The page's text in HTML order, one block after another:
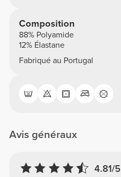
Composition
88% Polyamide
12% Élastane
Fabriqué au Portugal
Avis généraux
4.81/5